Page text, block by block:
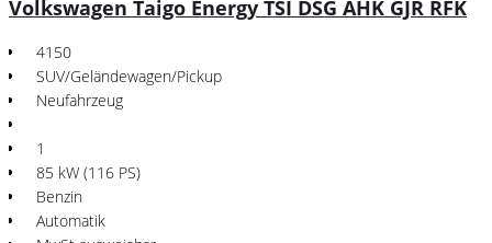
Volkswagen Taigo Energy TSI DSG AHK GJR RFK
4150
SUV/Geländewagen/Pickup
Neufahrzeug
1
85 kW (116 PS)
Benzin
Automatik